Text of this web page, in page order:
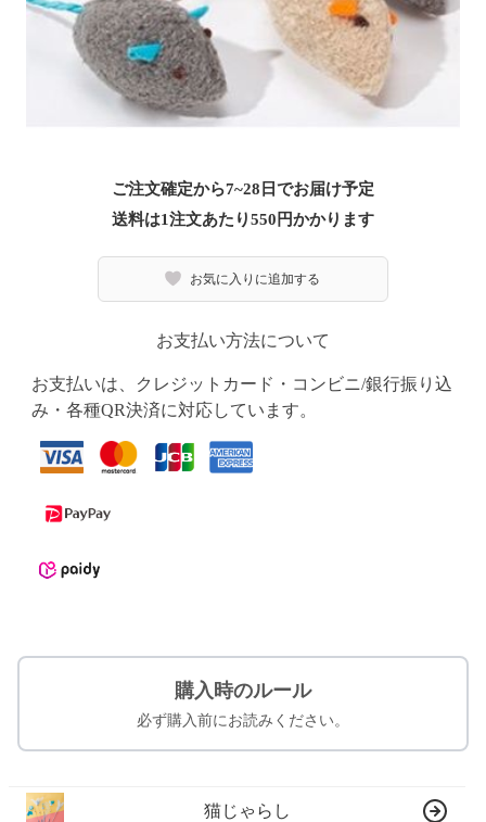
ご注文確定から7~28日でお届け予定
送料は1注文あたり550 円かかります
お気に入りに追加する
お支払い方法について
お支払いは、クレジットカード・コンビニ/銀行振り込
み・各種QR決済に対応しています。
購入時のルール
必ず購入前にお読みください。
猫じゃらし